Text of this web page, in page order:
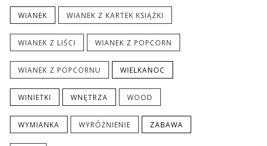
WIANEK WIANEK Z KARTEK KSIĄŻKI
WIANEK Z LIŚCI WIANEK Z POPCORN
WIANEK Z POPCORNU WIELKANOC
WINIETKI WNĘTRZA WOOD
WYMIANKA WYRÓŻNIENIE ZABAWA